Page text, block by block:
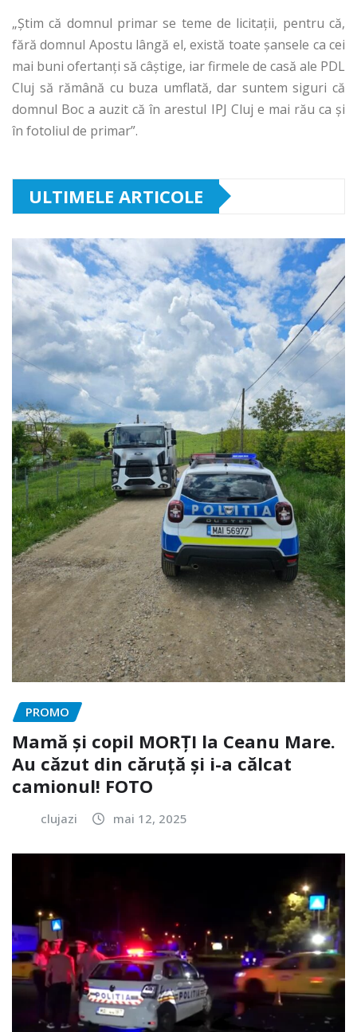
„Știm că domnul primar se teme de licitații, pentru că,
fără domnul Apostu lângă el, există toate șansele ca cei
mai buni ofertanți să câștige, iar firmele de casă ale PDL
Cluj să rămână cu buza umflată, dar suntem siguri că
domnul Boc a auzit că în arestul IPJ Cluj e mai rău ca și
în fotoliul de primar”.
ULTIMELE ARTICOLE
PROMO
Mamă și copil MORȚI la Ceanu Mare.
Au căzut din căruță și i-a călcat
camionul! FOTO
clujazi mai 12, 2025